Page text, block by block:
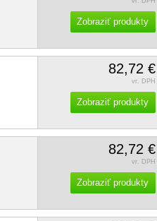
Zobraziť produkty
82,72 €
vr. DPH
Zobraziť produkty
82,72 €
vr. DPH
Zobraziť produkty